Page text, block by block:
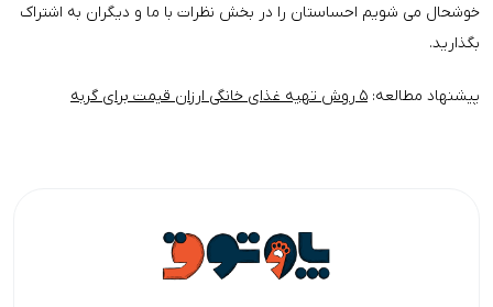
خوشحال می شویم احساستان را در بخش نظرات با ما و دیگران به اشتراک
بگذارید.
پیشنهاد مطالعه: ۵ روش تهیه غذای خانگی ارزان‌ قیمت برای گربه